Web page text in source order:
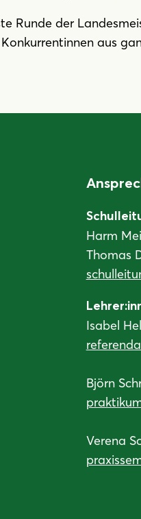
Runde der
aus
Harm
Thomas
Isabel
Björn
Verena